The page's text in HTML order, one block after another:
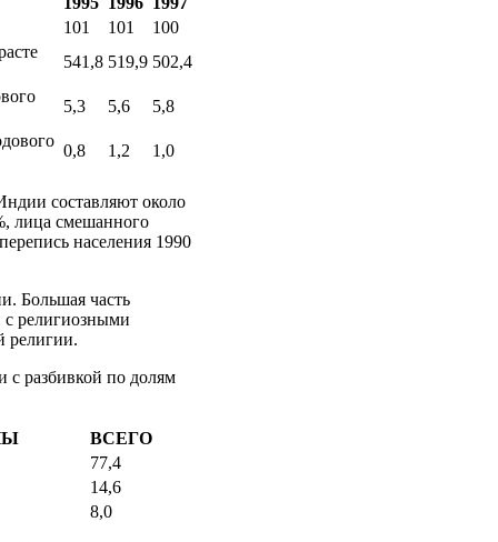
101
101
100
541,8 519,9 502,4
5,3 5,6
5,8
0,8 1,2 1,0
составляют около
лица смешанного
населения 1990
Большая часть
с религиозными
религии.
с разбивкой по долям
ВСЕГО
77,4
14,6
8,0